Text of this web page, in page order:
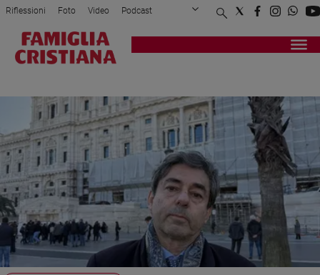
Attualità
Politica
Mondo
Economia
Legalità
e
giustizia
Sport
Interviste
Papa
Riflessioni Foto Video Podcast
Privacy Policy Chi siamo
Registrati Redazione